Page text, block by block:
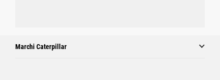
Marchi Caterpillar